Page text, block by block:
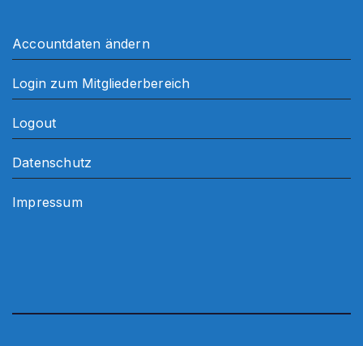
Accountdaten ändern
Login zum Mitgliederbereich
Logout
Datenschutz
Impressum